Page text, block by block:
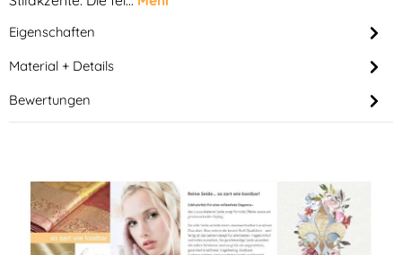
Eigenschaften
Material + Details
Bewertungen